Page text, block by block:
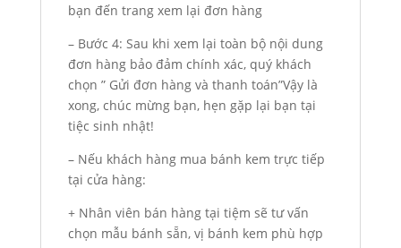
bạn đến trang xem lại đơn hàng
– Bước 4: Sau khi xem lại toàn bộ nội dung
đơn hàng bảo đảm chính xác, quý khách
chọn ” Gửi đơn hàng và thanh toán”Vậy là
xong, chúc mừng bạn, hẹn gặp lại bạn tại
tiệc sinh nhật!
– Nếu khách hàng mua bánh kem trực tiếp
tại cửa hàng:
+ Nhân viên bán hàng tại tiệm sẽ tư vấn
chọn mẫu bánh sẵn, vị bánh kem phù hợp